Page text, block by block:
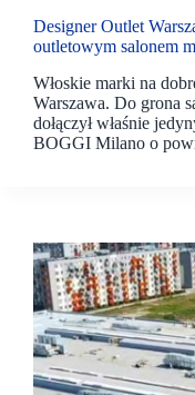
Designer Outlet
outletowym salonem
Włoskie marki na
Warszawa. Do grona
dołączył właśnie
BOGGI Milano o